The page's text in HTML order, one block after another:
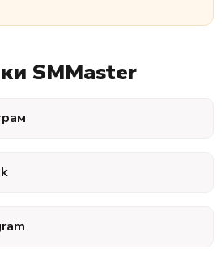
SMMaster